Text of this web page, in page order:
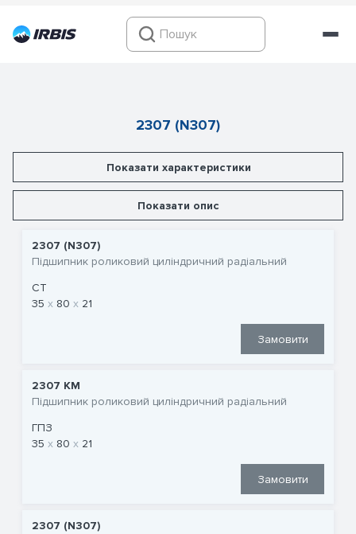
2307 (N307)
Показати характеристики
Показати опис
2307 (N307)
Підшипник роликовий циліндричний радіальний
CT
35
80 21
Замовити
2307 КМ
Підшипник роликовий циліндричний радіальний
ГПЗ
35
80 21
Замовити
2307 (N307)